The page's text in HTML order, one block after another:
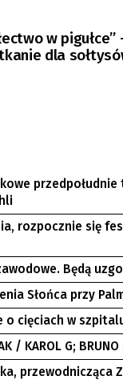
w
dla
rozpocznie się
Będą
Słońca przy
o cięciach w
/ KAROL G; BRUNO
przewodnicząca